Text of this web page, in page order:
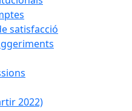
satisfacció
2022)